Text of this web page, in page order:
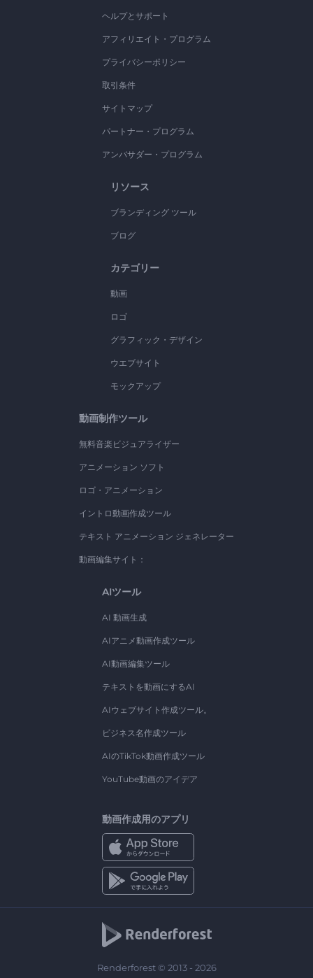
ヘルプとサポート
アフィリエイト・プログラム
プライバシーポリシー
取引条件
サイトマップ
パートナー・プログラム
アンバサダー・プログラム
リソース
ブランディング ツール
ブログ
カテゴリー
動画
ロゴ
グラフィック・デザイン
ウエブサイト
モックアップ
動画制作ツール
無料音楽ビジュアライザー
アニメーション ソフト
ロゴ・アニメーション
イントロ動画作成ツール
テキスト アニメーション ジェネレーター
動画編集サイト：
AIツール
AI 動画生成
AIアニメ動画作成ツール
AI動画編集ツール
テキストを動画にするAI
AIウェブサイト作成ツール。
ビジネス名作成ツール
AIのTikTok動画作成ツール
YouTube動画のアイデア
動画作成用のアプリ
Renderforest © 2013 - 2026